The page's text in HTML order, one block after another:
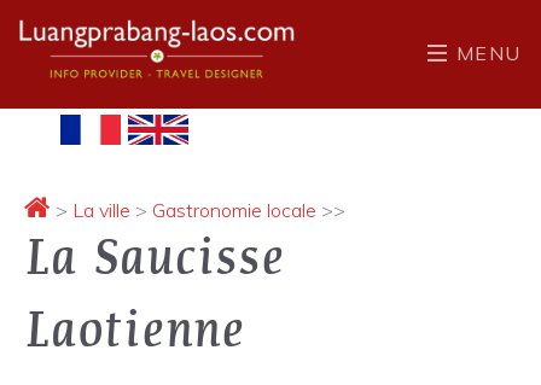
MENU
> La ville > Gastronomie locale >>
La Saucisse
Laotienne